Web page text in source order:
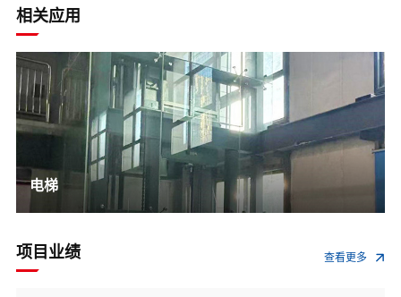
相关应用
电梯
项目业绩 查看更多